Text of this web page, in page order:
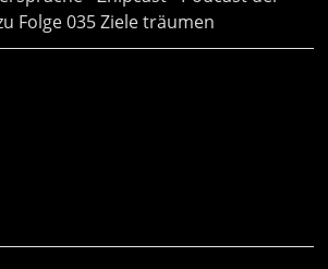
Folge 035 Ziele träumen